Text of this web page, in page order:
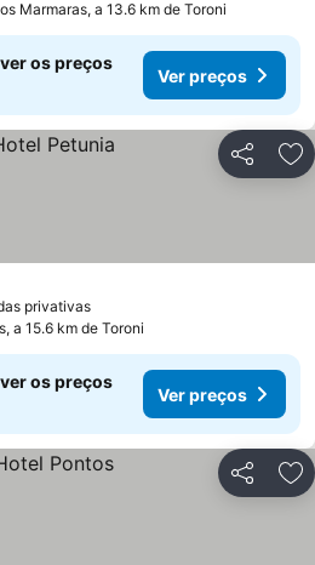
Marmaras, a 13.6 km de Toroni
os preços
Ver preços
Partilhar
privativas
a 15.6 km de Toroni
os preços
Ver preços
Partilhar